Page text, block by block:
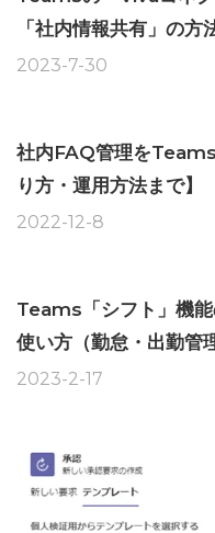
「社内情報共有」の方
2023-7-30
社内FAQ管理を
り方・運用方法まで】
2022-12-8
Teams「シフト」機
使い方（勤怠・出勤管
2023-2-17